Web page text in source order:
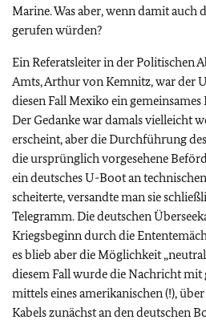
Marine. Was aber, wenn damit auch
gerufen würden?
Ein Referatsleiter in der Politischen
Amts, Arthur von Kemnitz, war der
diesen Fall Mexiko ein
Der Gedanke war damals vielleicht
erscheint, aber die Durchführung
die ursprünglich vorgesehene
ein deutsches U-Boot an
scheiterte, versandte man sie
Telegramm. Die deutschen
Kriegsbeginn durch die
es blieb aber die Möglichkeit
diesem Fall wurde die Nachricht
mittels eines amerikanischen (!),
Kabels zunächst an den deutschen